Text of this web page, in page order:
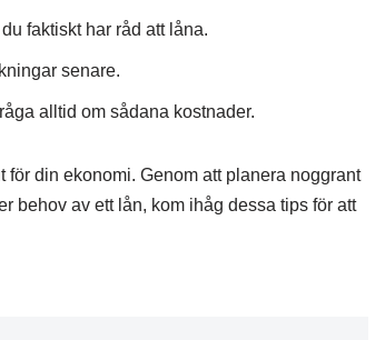
faktiskt har råd att låna.
senare.
alltid om sådana kostnader.
för din ekonomi. Genom att planera noggrant
behov av ett lån, kom ihåg dessa tips för att